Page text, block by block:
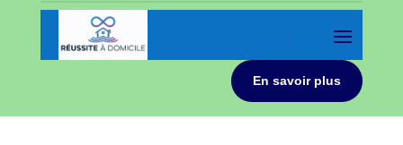
En savoir plus